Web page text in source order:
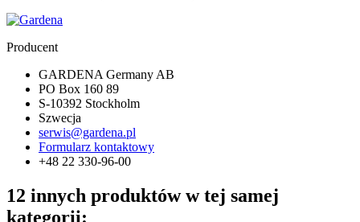
Producent
GARDENA Germany AB
PO Box 160 89
S-10392 Stockholm
Szwecja
serwis@gardena.pl
Formularz kontaktowy
+48 22 330-96-00
12 innych produktów w tej samej
kategorii: